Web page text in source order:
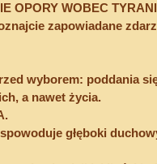
OPORY WOBEC
zapowiadane
wyborem: poddania
a nawet życia.
głęboki